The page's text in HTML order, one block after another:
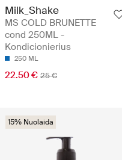
Milk_Shake
MS COLD BRUNETTE
cond 250ML -
Kondicionierius
250 ML
22.50 € 25 €
15% Nuolaida